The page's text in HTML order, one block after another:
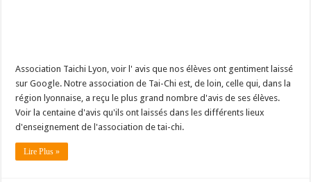
Association Taichi Lyon, voir l' avis que nos élèves ont gentiment laissé
sur Google. Notre association de Tai-Chi est, de loin, celle qui, dans la
région lyonnaise, a reçu le plus grand nombre d'avis de ses élèves.
Voir la centaine d'avis qu'ils ont laissés dans les différents lieux
d'enseignement de l'association de tai-chi.
Lire Plus »